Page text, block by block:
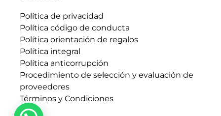
Política de privacidad
Política código de conducta
Política orientación de regalos
Política integral
Política anticorrupción
Procedimiento de selección y evaluación de
proveedores
Términos y Condiciones